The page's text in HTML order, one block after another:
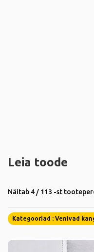
Leia toode
Näitab 4 / 113 -st
Kategooriad : Venivad